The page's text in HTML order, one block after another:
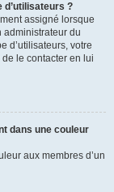
d’utilisateurs ?
assigné lorsque
administrateur du
d’utilisateurs, votre
le contacter en lui
dans une couleur
aux membres d’un